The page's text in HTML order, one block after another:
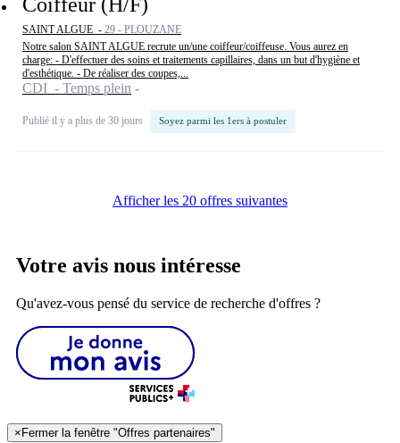
SAINT ALGUE - 29 - PLOUZANE
Notre salon SAINT ALGUE recrute un/une coiffeur/coiffeuse. Vous aurez en
charge: - D'effectuer des soins et traitements capillaires, dans un but d'hygiène et
d'esthétique. - De réaliser des coupes,...
CDI - Temps plein
Publié il y a plus de 30 jours Soyez parmi les 1ers à postuler
Afficher les 20 offres suivantes
Votre avis nous intéresse
Qu'avez-vous pensé du service de recherche d'offres ?
×Fermer la fenêtre "Offres partenaires"